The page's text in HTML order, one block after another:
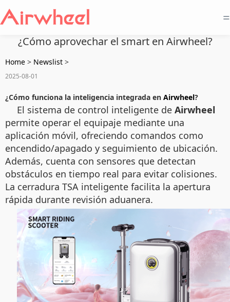
=
¿Cómo aprovechar el smart en Airwheel?
Home > Newslist >
2025-08-01
¿Cómo funciona la inteligencia integrada en Airwheel?
El sistema de control inteligente de Airwheel
permite operar el equipaje mediante una
aplicación móvil, ofreciendo comandos como
encendido/apagado y seguimiento de ubicación.
Además, cuenta con sensores que detectan
obstáculos en tiempo real para evitar colisiones.
La cerradura TSA inteligente facilita la apertura
rápida durante revisión aduanera.